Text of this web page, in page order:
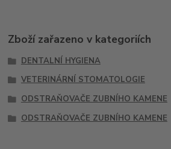
Zboží zařazeno v kategoriích
DENTALNÍ HYGIENA
VETERINÁRNÍ STOMATOLOGIE
ODSTRAŇOVAČE ZUBNÍHO KAMENE
ODSTRAŇOVAČE ZUBNÍHO KAMENE